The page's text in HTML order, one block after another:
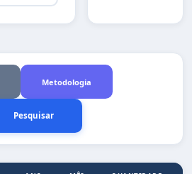
Metodologia